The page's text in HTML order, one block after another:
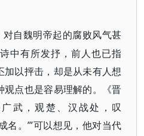
对自魏明帝起的腐败风气甚
中有所发抒，前人也已指
加以抨击，却是从未有人想
点也是容易理解的。《晋
武，观楚、汉战处，叹
名。’”可以想见，他对当代